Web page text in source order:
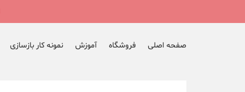
صفحه اصلی فروشگاه آموزش نمونه کار بازسازی